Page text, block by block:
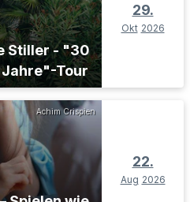
Stiller - "30
Tour
29.
Okt 2026
Achim Crispien
22.
Aug 2026